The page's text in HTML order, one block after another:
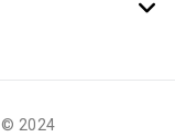
© 2024